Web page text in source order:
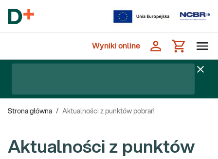
Wyniki online
Strona główna / Aktualności z punktów pobrań
Aktualności z punktów